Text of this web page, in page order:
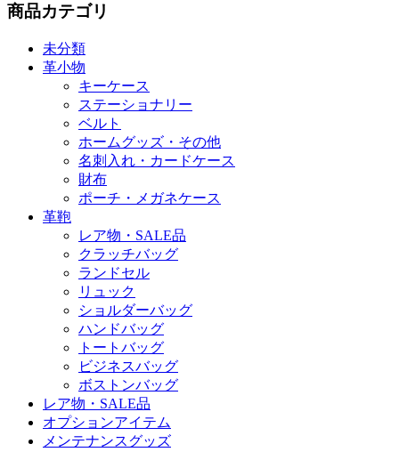
商品カテゴリ
未分類
革小物
キーケース
ステーショナリー
ベルト
ホームグッズ・その他
名刺入れ・カードケース
財布
ポーチ・メガネケース
革鞄
レア物・SALE品
クラッチバッグ
ランドセル
リュック
ショルダーバッグ
ハンドバッグ
トートバッグ
ビジネスバッグ
ボストンバッグ
レア物・SALE品
オプションアイテム
メンテナンスグッズ